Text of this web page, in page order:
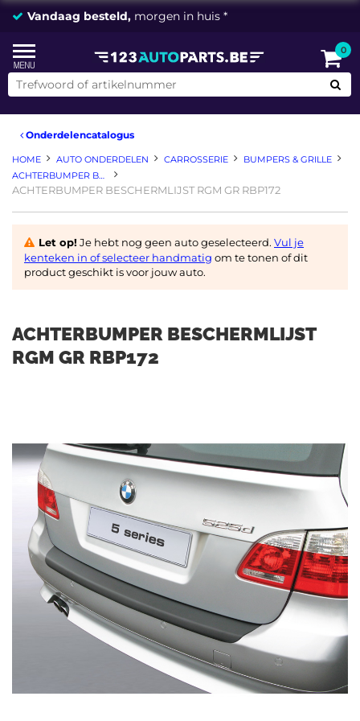
Vandaag besteld, morgen in huis *
0
Onderdelencatalogus
HOME AUTO ONDERDELEN CARROSSERIE
BUMPERS & GRILLE
ACHTERBUMPER BESCHERMING
ACHTERBUMPER BESCHERMLIJST RGM GR RBP172
Let op! Je hebt nog geen auto geselecteerd. Vul je
kenteken in of selecteer handmatig om te tonen of dit
product geschikt is voor jouw auto.
ACHTERBUMPER BESCHERMLIJST
RGM GR RBP172